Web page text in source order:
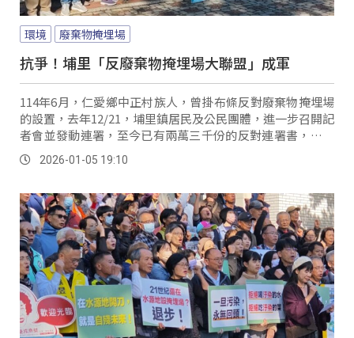
環境 廢棄物掩埋場
抗爭！埔里「反廢棄物掩埋場大聯盟」成軍
114年6月，仁愛鄉中正村族人，曾掛布條反對廢棄物掩埋場
的設置，去年12/21，埔里鎮居民及公民團體，進一步召開記
者會並發動連署，至今已有兩萬三千份的反對連署書，為了
進一步凝聚共識，集結成更大力量，地方人士跟公民團體化
零為整，進一步成立反對埔里設置廢棄物掩埋場大聯盟。
2026-01-05 19:10